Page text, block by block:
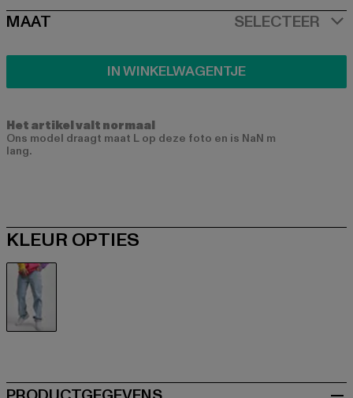
SIZE
MAAT SELECTEER
IN WINKELWAGENTJE
Het artikel valt normaal
Ons model draagt maat L op deze foto en is NaN m
lang.
KLEUR OPTIES